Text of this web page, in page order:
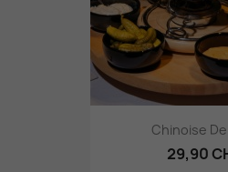
Chinoise
29,90